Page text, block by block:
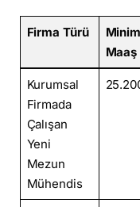
Firma Türü
Maaş
Kurumsal
Firmada
Çalışan
Yeni
Mezun
Mühendis